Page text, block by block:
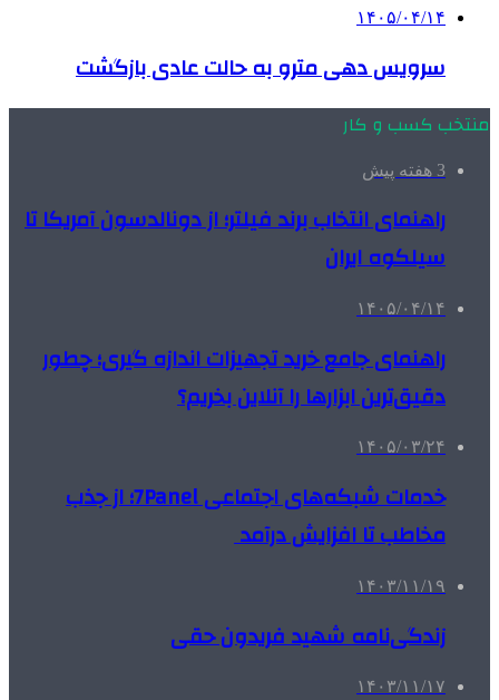
۱۴۰۵/۰۴/۱۴
سرویس دهی مترو به حالت عادی بازگشت
منتخب کسب و کار
3 هفته پیش
راهنمای انتخاب برند فیلتر؛ از دونالدسون آمریکا تا
سیلکوه ایران
۱۴۰۵/۰۴/۱۴
راهنمای جامع خرید تجهیزات اندازه گیری؛ چطور
دقیق‌ترین ابزارها را آنلاین بخریم؟
۱۴۰۵/۰۳/۲۴
خدمات شبکه‌های اجتماعی 7Panel؛ از جذب
مخاطب تا افزایش درآمد
۱۴۰۳/۱۱/۱۹
زندگی‌نامه شهید فریدون حقی
۱۴۰۳/۱۱/۱۷